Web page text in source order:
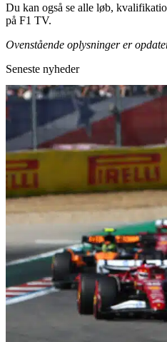
Du kan også se alle løb,
på F1 TV.
Ovenstående oplysninger er
Seneste nyheder